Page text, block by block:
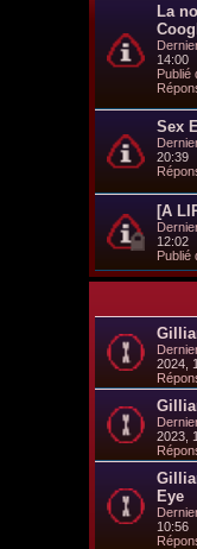
La
14:00
Publié
Sex
20:39
[A
12:02
Publié
2024,
2023,
Eye
10:56